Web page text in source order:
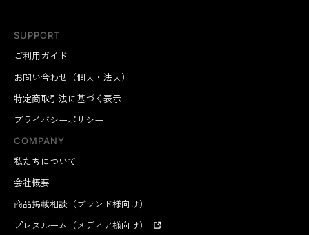
SUPPORT
ご利用ガイド
お問い合わせ（個人・法人）
特定商取引法に基づく表示
プライバシーポリシー
COMPANY
私たちについて
会社概要
商品掲載相談（ブランド様向け）
プレスルーム（メディア様向け）